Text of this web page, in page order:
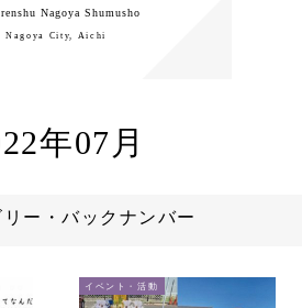
Nagoya Shumusho
Nagoya City, Aichi
年07月
イベント・活動
リー・バックナンバー